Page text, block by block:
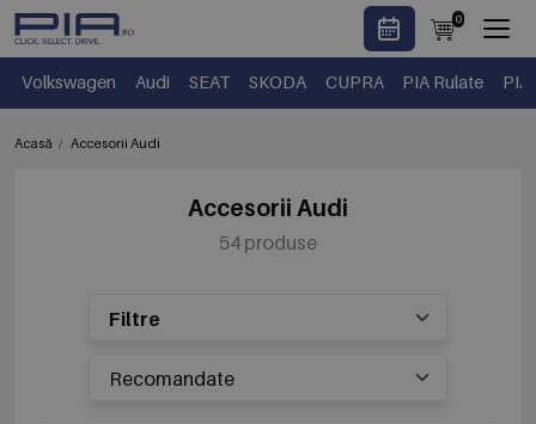
0
Volkswagen Audi SEAT SKODA CUPRA PIA Rulate PIA
Acasă Accesorii Audi
Accesorii Audi
54 produse
Filtre